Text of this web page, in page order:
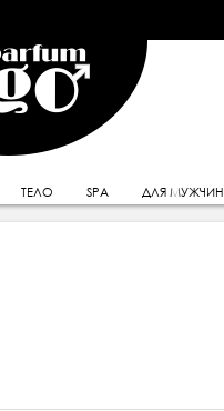
ТЕЛО SPA ДЛЯ МУЖЧИН